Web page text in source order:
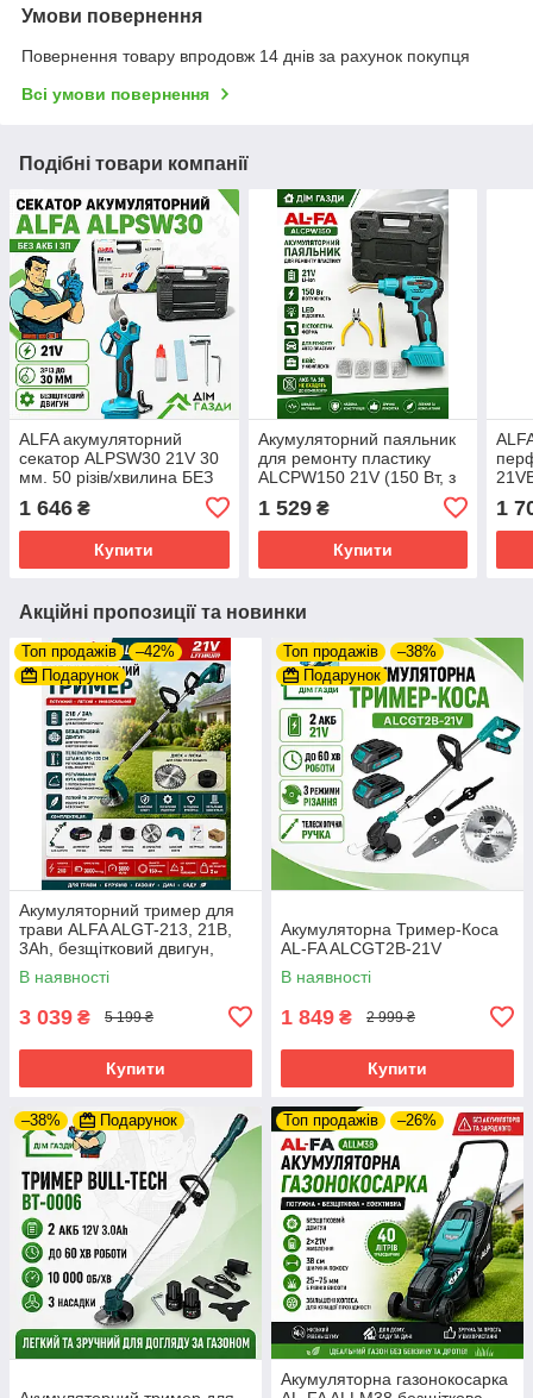
Умови повернення
Повернення товару впродовж 14 днів за рахунок покупця
Всі умови повернення
Подібні товари компанії
ALFA акумуляторний
секатор ALPSW30 21V 30
мм. 50 різів/хвилина БЕЗ
1 646 ₴
Купити
Акумуляторний паяльник
для ремонту пластику
ALCPW150 21V (150 Вт, з
(без зп та АКБ)
1 529₴
Купити
1
Акційні пропозиції та новинки
Топ продажів
–42%
Подарунок
Акумуляторний тример для
трави ALFA ALGT-213, 21В,
3Ah, безщітковий двигун,
телескопічна штанга, диск +
котушка
В наявності
3 039 ₴ 5 199 ₴
Купити
Топ продажів
–38%
Подарунок
Акумуляторна Тример-Коса
AL-FA ALCGT2B-21V
В наявності
1 849 ₴ 2 999 ₴
Купити
–38% Подарунок Топ продажів –26%
Акумуляторна газонокосарка